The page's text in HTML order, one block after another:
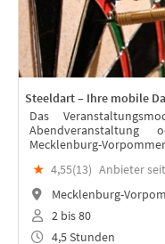
Steeldart – Ihre mobile
Das
Mecklenburg-
★ 4,55(13) Anbieter
Mecklenburg-
2 bis 80
4,5 Stunden